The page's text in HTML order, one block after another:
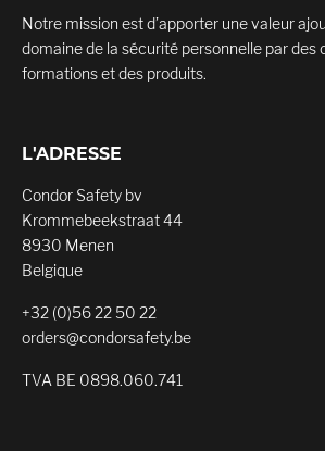
Notre mission est d’apporter une valeur
domaine de la sécurité personnelle par des
formations et des produits.
L'ADRESSE
Condor Safety bv
Krommebeekstraat 44
8930 Menen
Belgique
+32 (0)56 22 50 22
orders@condorsafety.be
TVA BE 0898.060.741